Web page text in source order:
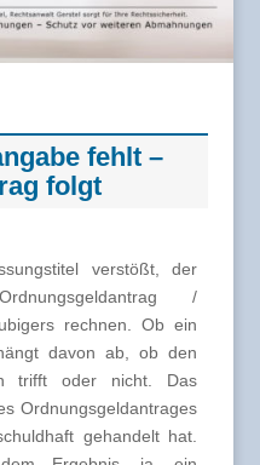
fehlt –
folgt
verstößt, der
/
rechnen. Ob ein
davon ab, ob den
trifft oder nicht. Das
Ordnungsgeldantrages
gehandelt hat.